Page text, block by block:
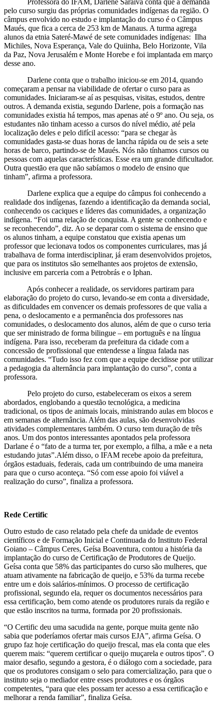
pelo curso surgiu das próprias comunidades indígenas da região. O
câmpus envolvido no estudo e implantação do curso é o Câmpus
Maués, que fica a cerca de 253 km de Manaus. A turma agrega
alunos da etnia Sateré-Mawé de sete comunidades indígenas: Ilha
Michiles, Nova Esperança, Vale do Quiinha, Belo Horizonte, Vila
da Paz, Nova Jerusalém e Monte Horebe e foi implantada em março
desse ano.
Darlene conta que o trabalho iniciou-se em 2014, quando
começaram a pensar na viabilidade de ofertar o curso para as
comunidades. Iniciaram-se aí as pesquisas, visitas, estudos, dentre
outros. A demanda existia, segundo Darlene, pois a formação nas
comunidades existia há tempos, mas apenas até o 9º ano. Ou seja, os
estudantes não tinham acesso a cursos do nível médio, até pela
localização deles e pelo difícil acesso: “para se chegar às
comunidades gasta-se duas horas de lancha rápida ou de seis a sete
horas de barco, partindo-se de Maués. Nós não tínhamos cursos ou
pessoas com aquelas características. Esse era um grande dificultador.
Outra questão era que não sabíamos o modelo de ensino que
tinham”, afirma a professora.
Darlene explica que a equipe do câmpus foi conhecendo a
realidade dos indígenas, fazendo a identificação da demanda social,
conhecendo os caciques e líderes das comunidades, a organização
indígena. “Foi uma relação de conquista. A gente se conhecendo e
se reconhecendo”, diz. Ao se deparar com o sistema de ensino que
os alunos tinham, a equipe constatou que existia apenas um
professor que lecionava todos os componentes curriculares, mas já
trabalhava de forma interdisciplinar, já eram desenvolvidos projetos,
que para os institutos são semelhantes aos projetos de extensão,
inclusive em parceria com a Petrobrás e o Iphan.
Após conhecer a realidade, os servidores partiram para
elaboração do projeto do curso, levando-se em conta a diversidade,
as dificuldades em convencer os demais professores de que valia a
pena, o deslocamento e a permanência dos professores nas
comunidades, o deslocamento dos alunos, além de que o curso teria
que ser ministrado de forma bilingue – em português e na língua
indígena. Para isso, receberam da prefeitura da cidade com a
concessão de profissional que entendesse a língua falada nas
comunidades. “Tudo isso fez com que a equipe decidisse por utilizar
a pedagogia da alternância para implantação do curso”, conta a
professora.
Pelo projeto do curso, estabeleceram os eixos a serem
abordados, englobando a questão tecnológica, a medicina
tradicional, os tipos de animais locais, ministrando aulas em blocos e
em semanas de alternância. Além das aulas, são desenvolvidas
atividades complementares também. O curso tem duração de três
anos. Um dos pontos interessantes apontados pela professora
Darlane é o “fato de a turma ter, por exemplo, a filha, a mãe e a neta
estudando jutas”.Além disso, o IFAM recebe apoio da prefeitura,
órgãos estaduais, federais, cada um contribuindo de uma maneira
para que o curso aconteça. “Só com esse apoio foi viável a
realização do curso”, finaliza a professora.
Rede Certific
Outro estudo de caso relatado pela chefe da unidade de eventos
científicos e de Formação Inicial e Continuada do Instituto Federal
Goiano – Câmpus Ceres, Geísa Boaventura, contou a história da
implantação do curso de Certificação de Produtores de Queijo.
Geísa conta que 58% das participantes do curso são mulheres, que
atuam ativamente na fabricação de queijo, e 53% da turma recebe
entre um e dois salários-mínimos. O processo de certificação
profissional, segundo ela, requer os documentos necessários para
essa certificação, bem como atende os produtores rurais da região e
que estão inscritos na turma, formada por 20 profissionais.
“O Certific deu uma sacudida na gente, porque muita gente não
sabia que poderíamos ofertar mais cursos EJA”, afirma Geísa. O
grupo faz hoje certificação do queijo frescal, mas ela conta que eles
querem mais: “querem certificar o queijo muçarela e outros tipos”. O
maior desafio, segundo a gestora, é o diálogo com a sociedade, para
que os produtores consigam o selo para comercialização, para que o
instituto seja o mediador entre esses produtores e os órgãos
competentes, “para que eles possam ter acesso a essa certificação e
melhorar a renda familiar”, finaliza Geísa.